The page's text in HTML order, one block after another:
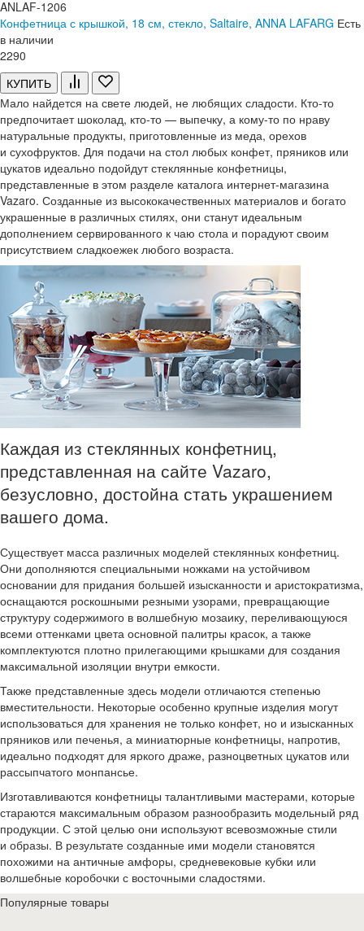
ANLAF-1206
Конфетница с крышкой, 18 см, стекло, Saltaire, ANNA LAFARG Есть
в наличии
2290
КУПИТЬ
Мало найдется на свете людей, не любящих сладости. Кто-то
предпочитает шоколад, кто-то — выпечку, а кому-то по нраву
натуральные продукты, приготовленные из меда, орехов
и сухофруктов. Для подачи на стол любых конфет, пряников или
цукатов идеально подойдут стеклянные конфетницы,
представленные в этом разделе каталога интернет-магазина
Vazaro. Созданные из высококачественных материалов и богато
украшенные в различных стилях, они станут идеальным
дополнением сервированного к чаю стола и порадуют своим
присутствием сладкоежек любого возраста.
Каждая из стеклянных конфетниц,
представленная на сайте Vazaro,
безусловно, достойна стать украшением
вашего дома.
Существует масса различных моделей стеклянных конфетниц.
Они дополняются специальными ножками на устойчивом
основании для придания большей изысканности и аристократизма,
оснащаются роскошными резными узорами, превращающие
структуру содержимого в волшебную мозаику, переливающуюся
всеми оттенками цвета основной палитры красок, а также
комплектуются плотно прилегающими крышками для создания
максимальной изоляции внутри емкости.
Также представленные здесь модели отличаются степенью
вместительности. Некоторые особенно крупные изделия могут
использоваться для хранения не только конфет, но и изысканных
пряников или печенья, а миниатюрные конфетницы, напротив,
идеально подходят для яркого драже, разноцветных цукатов или
рассыпчатого монпансье.
Изготавливаются конфетницы талантливыми мастерами, которые
стараются максимальным образом разнообразить модельный ряд
продукции. С этой целью они используют всевозможные стили
и образы. В результате созданные ими модели становятся
похожими на античные амфоры, средневековые кубки или
волшебные коробочки с восточными сладостями.
Популярные товары